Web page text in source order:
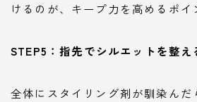
けるのが、キープ力を高めるポイ
STEP5：指先でシルエットを整え
全体にスタイリング剤が馴染んだ